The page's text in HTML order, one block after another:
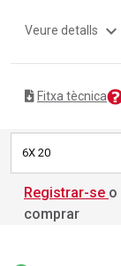
Veure detalls expand_more
Fitxa tècnica
6X 20
Registrar-se o
comprar